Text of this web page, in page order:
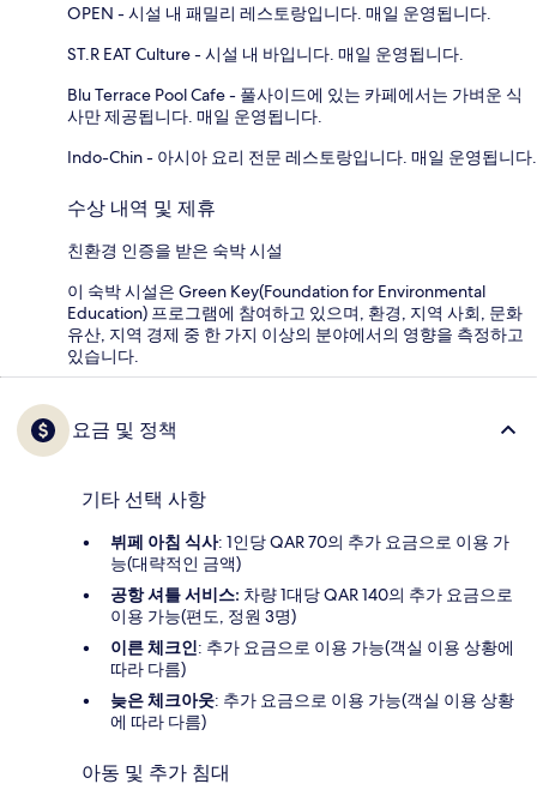
OPEN - 시설 내 패밀리 레스토랑입니다. 매일 운영됩니다.
ST.R EAT Culture - 시설 내 바입니다. 매일 운영됩니다.
Blu Terrace Pool Cafe - 풀사이드에 있는 카페에서는 가벼운 식
사만 제공됩니다. 매일 운영됩니다.
Indo-Chin - 아시아 요리 전문 레스토랑입니다. 매일 운영됩니다.
수상 내역 및 제휴
친환경 인증을 받은 숙박 시설
이 숙박 시설은 Green Key(Foundation for Environmental
Education) 프로그램에 참여하고 있으며, 환경, 지역 사회, 문화
유산, 지역 경제 중 한 가지 이상의 분야에서의 영향을 측정하고
있습니다.
요금 및 정책
기타 선택 사항
뷔페 아침 식사: 1인당 QAR 70의 추가 요금으로 이용 가
능(대략적인 금액)
공항 셔틀 서비스: 차량 1대당 QAR 140의 추가 요금으로
이용 가능(편도, 정원 3명)
이른 체크인: 추가 요금으로 이용 가능(객실 이용 상황에
따라 다름)
늦은 체크아웃: 추가 요금으로 이용 가능(객실 이용 상황
에 따라 다름)
아동 및 추가 침대